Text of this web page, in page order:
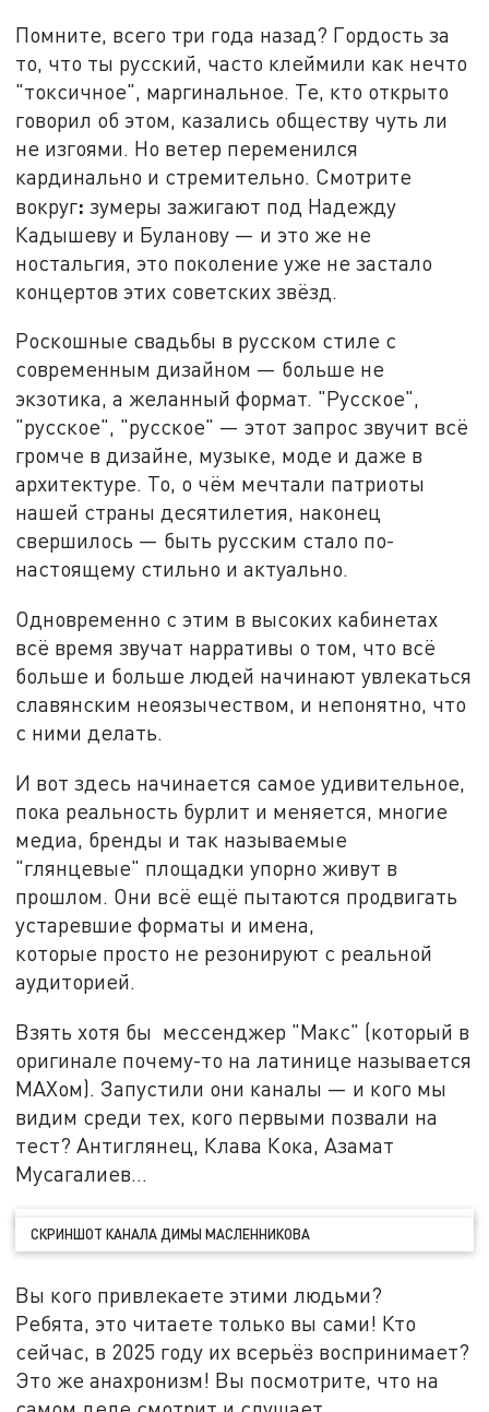
Помните, всего три года назад? Гордость за
то, что ты русский, часто клеймили как нечто
"токсичное", маргинальное. Те, кто открыто
говорил об этом, казались обществу чуть ли
не изгоями. Но ветер переменился
кардинально и стремительно. Смотрите
вокруг: зумеры зажигают под Надежду
Кадышеву и Буланову — и это же не
ностальгия, это поколение уже не застало
концертов этих советских звёзд.
Роскошные свадьбы в русском стиле с
современным дизайном — больше не
экзотика, а желанный формат. "Русское",
"русское", "русское" — этот запрос звучит всё
громче в дизайне, музыке, моде и даже в
архитектуре. То, о чём мечтали патриоты
нашей страны десятилетия, наконец
свершилось — быть русским стало по-
настоящему стильно и актуально.
Одновременно с этим в высоких кабинетах
всё время звучат нарративы о том, что всё
больше и больше людей начинают увлекаться
славянским неоязычеством, и непонятно, что
с ними делать.
И вот здесь начинается самое удивительное,
пока реальность бурлит и меняется, многие
медиа, бренды и так называемые
"глянцевые" площадки упорно живут в
прошлом. Они всё ещё пытаются продвигать
устаревшие форматы и имена,
которые просто не резонируют с реальной
аудиторией.
Взять хотя бы мессенджер "Макс" (который в
оригинале почему-то на латинице называется
MAXом). Запустили они каналы — и кого мы
видим среди тех, кого первыми позвали на
тест? Антиглянец, Клава Кока, Азамат
Мусагалиев…
СКРИНШОТ КАНАЛА ДИМЫ МАСЛЕННИКОВА
Вы кого привлекаете этими людьми?
Ребята, это читаете только вы сами! Кто
сейчас, в 2025 году их всерьёз воспринимает?
Это же анахронизм! Вы посмотрите, что на